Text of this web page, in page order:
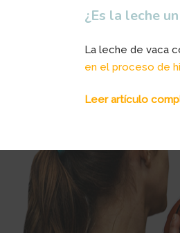
¿Es la leche
La leche de vaca
en el proceso de
Leer artículo